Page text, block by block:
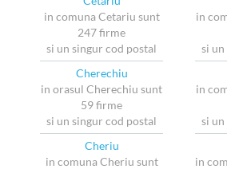
in comuna Cetariu sunt
247 firme
si un singur cod postal
in
si
Cherechiu
in orasul Cherechiu sunt
59 firme
si un singur cod postal
in
si
Cheriu
in comuna Cheriu sunt
in